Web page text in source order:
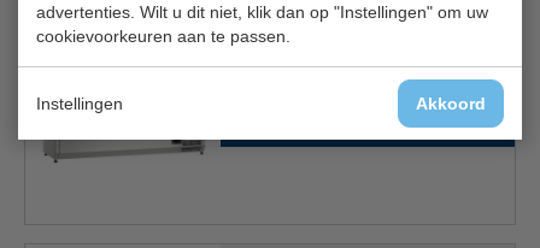
advertenties. Wilt u dit niet, klik dan op "Instellingen" om uw
cookievoorkeuren aan te passen.
Instellingen Akkoord
Bartscher 110175
Salade opzetvitrine
€ 647,00
Salade opzetvitrine bekijken